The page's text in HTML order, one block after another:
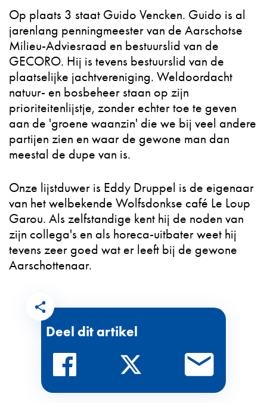
Op plaats 3 staat Guido Vencken. Guido is al
jarenlang penningmeester van de Aarschotse
Milieu-Adviesraad en bestuurslid van de
GECORO. Hij is tevens bestuurslid van de
plaatselijke jachtvereniging. Weldoordacht
natuur- en bosbeheer staan op zijn
prioriteitenlijstje, zonder echter toe te geven
aan de 'groene waanzin' die we bij veel andere
partijen zien en waar de gewone man dan
meestal de dupe van is.
Onze lijstduwer is Eddy Druppel is de eigenaar
van het welbekende Wolfsdonkse café Le Loup
Garou. Als zelfstandige kent hij de noden van
zijn collega's en als horeca-uitbater weet hij
tevens zeer goed wat er leeft bij de gewone
Aarschottenaar.
Deel dit artikel